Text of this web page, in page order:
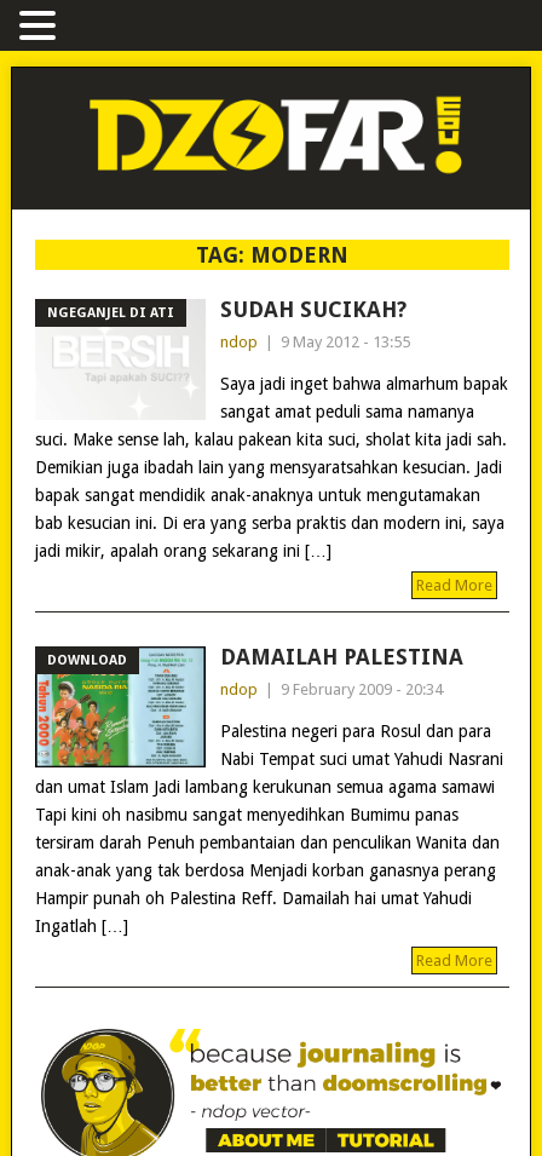
TAG: MODERN
NGEGANJEL DI ATI SUDAH SUCIKAH?
ndop 9 May 2012 - 13:55
Saya jadi inget bahwa almarhum bapak
sangat amat peduli sama namanya
suci. Make sense lah, kalau pakean kita suci, sholat kita jadi sah.
Demikian juga ibadah lain yang mensyaratsahkan kesucian. Jadi
bapak sangat mendidik anak-anaknya untuk mengutamakan
bab kesucian ini. Di era yang serba praktis dan modern ini, saya
jadi mikir, apalah orang sekarang ini […]
Read More
DOWNLOAD DAMAILAH PALESTINA
ndop 9 February 2009 - 20:34
Palestina negeri para Rosul dan para
Nabi Tempat suci umat Yahudi Nasrani
dan umat Islam Jadi lambang kerukunan semua agama samawi
Tapi kini oh nasibmu sangat menyedihkan Bumimu panas
tersiram darah Penuh pembantaian dan penculikan Wanita dan
anak-anak yang tak berdosa Menjadi korban ganasnya perang
Hampir punah oh Palestina Reff. Damailah hai umat Yahudi
Ingatlah […]
Read More